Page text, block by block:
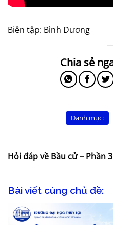
Biên tập: Bình Dương
Danh mục:
Hỏi đáp về Bầu cử – Phần 3
Bài viết cùng chủ đề: